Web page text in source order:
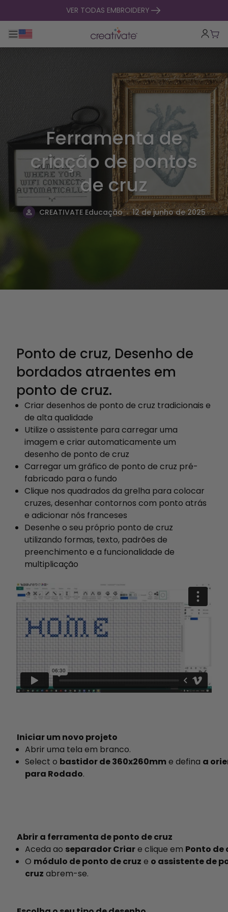
saltar para o conteúdoVER TODAS EMBROIDERY
Alternar entre navegação principal
Ferramenta de
criação de pontos
de cruz
CREATIVATE Educação . 12 de junho de 2025
Ponto de cruz, Desenho de
bordados atraentes em
ponto de cruz.
Criar desenhos de ponto de cruz tradicionais e
de alta qualidade
Utilize o assistente para carregar uma
imagem e criar automaticamente um
desenho de ponto de cruz
Carregar um gráfico de ponto de cruz pré-
fabricado para o fundo
Clique nos quadrados da grelha para colocar
cruzes, desenhar contornos com ponto atrás
e adicionar nós franceses
Desenhe o seu próprio ponto de cruz
utilizando formas, texto, padrões de
preenchimento e a funcionalidade de
multiplicação
Iniciar um novo projeto
Abrir uma tela em branco.
Select o bastidor de 360x260mm e defina a
para Rodado.
Abrir a ferramenta de ponto de cruz
Aceda ao separador Criare clique em Ponto de
O módulo de ponto de cruz e o assistente de
cruz abrem-se.